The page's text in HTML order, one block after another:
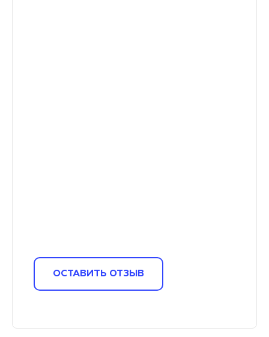
ОСТАВИТЬ ОТЗЫВ